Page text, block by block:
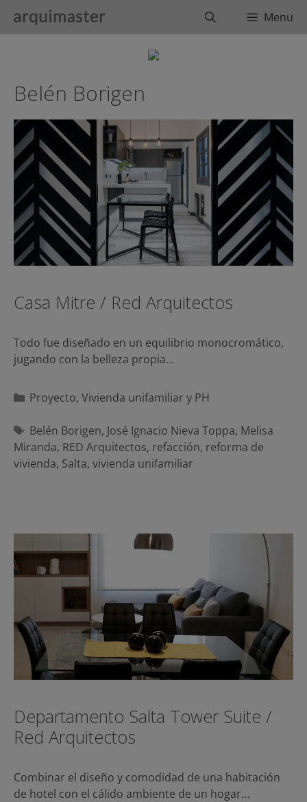
BuscarMenu
Belén Borigen
Casa Mitre / Red Arquitectos
Todo fue diseñado en un equilibrio monocromático,
jugando con la belleza propia…
Categorías
Proyecto, Vivienda unifamiliar y PH
Etiquetas
Belén Borigen, José Ignacio Nieva Toppa, Melisa
Miranda, RED Arquitectos, refacción, reforma de
vivienda, Salta, vivienda unifamiliar
Departamento Salta Tower Suite /
Red Arquitectos
Combinar el diseño y comodidad de una habitación
de hotel con el cálido ambiente de un hogar…